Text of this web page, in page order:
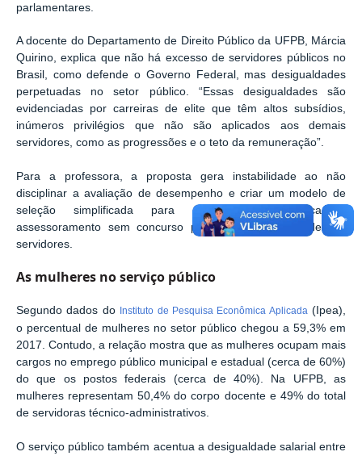
parlamentares.
A docente do Departamento de Direito Público da UFPB, Márcia
Quirino, explica que não há excesso de servidores públicos no
Brasil, como defende o Governo Federal, mas desigualdades
perpetuadas no setor público. “Essas desigualdades são
evidenciadas por carreiras de elite que têm altos subsídios,
inúmeros privilégios que não são aplicados aos demais
servidores, como as progressões e o teto da remuneração”.
Para a professora, a proposta gera instabilidade ao não
disciplinar a avaliação de desempenho e criar um modelo de
seleção simplificada para cargos de liderança e
assessoramento sem concurso público aplicado aos demais
servidores.
As mulheres no serviço público
Segundo dados do Instituto de Pesquisa Econômica Aplicada (Ipea),
o percentual de mulheres no setor público chegou a 59,3% em
2017. Contudo, a relação mostra que as mulheres ocupam mais
cargos no emprego público municipal e estadual (cerca de 60%)
do que os postos federais (cerca de 40%). Na UFPB, as
mulheres representam 50,4% do corpo docente e 49% do total
de servidoras técnico-administrativos.
O serviço público também acentua a desigualdade salarial entre